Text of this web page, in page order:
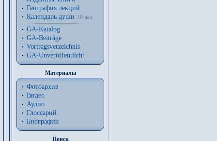
География лекций
Календарь души
18 нед.
GA-Katalog
GA-Beiträge
Vortragsverzeichnis
GA-Unveröffentlicht
Материалы
Фотоархив
Видео
Аудио
Глоссарий
Биографии
Поиск